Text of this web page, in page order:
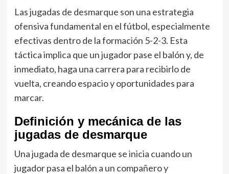
Las jugadas de desmarque son una estrategia
ofensiva fundamental en el fútbol, especialmente
efectivas dentro de la formación 5-2-3. Esta
táctica implica que un jugador pase el balón y, de
inmediato, haga una carrera para recibirlo de
vuelta, creando espacio y oportunidades para
marcar.
Definición y mecánica de las
jugadas de desmarque
Una jugada de desmarque se inicia cuando un
jugador pasa el balón a un compañero y